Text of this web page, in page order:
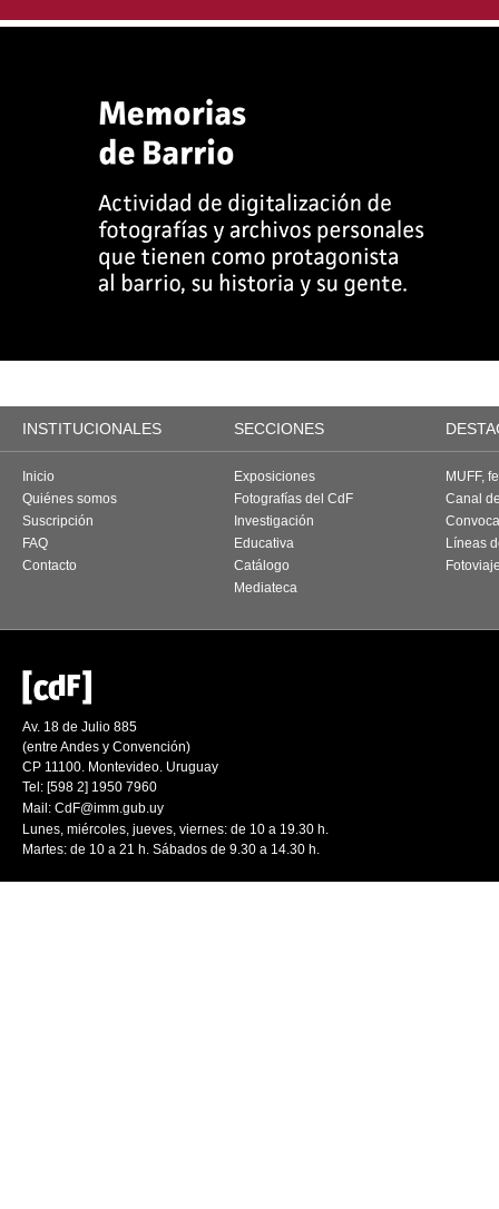
INSTITUCIONALES SECCIONES
Inicio
Quiénes somos
Suscripción
FAQ
Contacto
Exposiciones
Fotografías del CdF
Investigación
Educativa
Catálogo
Mediateca
MUFF,
Canal
Líneas
Av. 18 de Julio 885
(entre Andes y Convención)
CP 11100. Montevideo. Uruguay
Tel: [598 2] 1950 7960
Mail: CdF@imm.gub.uy
Lunes, miércoles, jueves, viernes: de 10 a 19.30 h.
Martes: de 10 a 21 h. Sábados de 9.30 a 14.30 h.